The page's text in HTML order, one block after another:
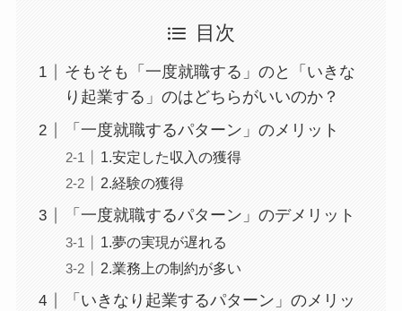
目次
そもそも「一度就職する」のと「いきな
り起業する」のはどちらがいいのか？
「一度就職するパターン」のメリット
1.安定した収入の獲得
2.経験の獲得
「一度就職するパターン」のデメリット
1.夢の実現が遅れる
2.業務上の制約が多い
「いきなり起業するパターン」のメリッ